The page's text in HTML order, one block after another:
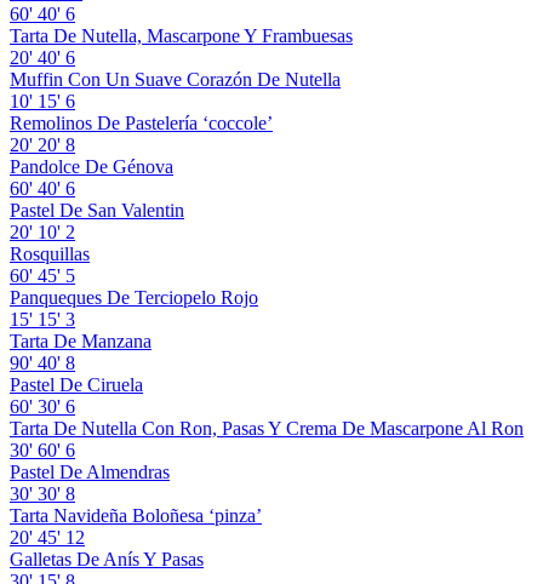
60' 40' 6
Tarta De Nutella, Mascarpone Y Frambuesas
20' 40' 6
Muffin Con Un Suave Corazón De Nutella
10' 15' 6
Remolinos De Pastelería ‘coccole’
20' 20' 8
Pandolce De Génova
60' 40' 6
Pastel De San Valentin
20' 10' 2
Rosquillas
60' 45' 5
Panqueques De Terciopelo Rojo
15' 15' 3
Tarta De Manzana
90' 40' 8
Pastel De Ciruela
60' 30' 6
Tarta De Nutella Con Ron, Pasas Y Crema De Mascarpone Al Ron
30' 60' 6
Pastel De Almendras
30' 30' 8
Tarta Navideña Boloñesa ‘pinza’
20' 45' 12
Galletas De Anís Y Pasas